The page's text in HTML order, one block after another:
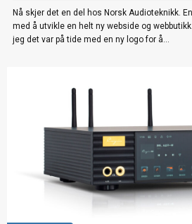
Nå skjer det en del hos Norsk Audioteknikk.
med å utvikle en helt ny webside og
jeg det var på tide med en ny logo for å...